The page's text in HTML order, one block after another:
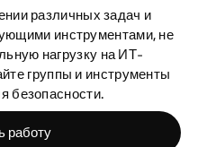
различных задач и
инструментами, не
нагрузку на ИТ-
группы и инструменты
безопасности.
работу